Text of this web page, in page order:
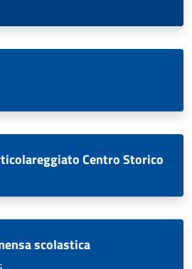
Centro Storico
scolastica